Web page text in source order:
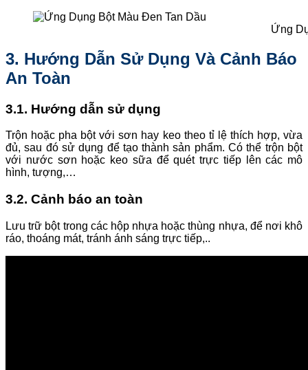
Ứng
3. Hướng Dẫn Sử Dụng Và Cảnh Báo
An Toàn
3.1. Hướng dẫn sử dụng
Trộn hoặc pha bột với sơn hay keo theo tỉ lệ thích hợp, vừa
đủ, sau đó sử dụng để tạo thành sản phẩm. Có thể trộn bột
với nước sơn hoặc keo sữa để quét trực tiếp lên các mô
hình, tượng,…
3.2. Cảnh báo an toàn
Lưu trữ bột trong các hộp nhựa hoặc thùng nhựa, để nơi khô
ráo, thoáng mát, tránh ánh sáng trực tiếp,..